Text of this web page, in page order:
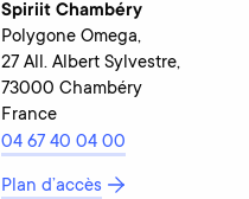
Spiriit Chambéry
Polygone Omega,
27 All. Albert Sylvestre,
73000 Chambéry
France
04 67 40 04 00
Plan d’accès